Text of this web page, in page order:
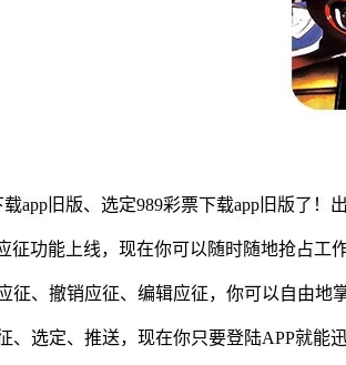
旧版、选定989彩票下载app旧版了！
功能上线，现在你可以随时随地抢占工作
、撤销应征、编辑应征，你可以自由地掌
选定、推送，现在你只要登陆APP就能迅